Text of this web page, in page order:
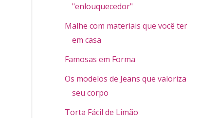
"enlouquecedor"
Malhe com materiais que você tem
em casa
Famosas em Forma
Os modelos de Jeans que valorizam
seu corpo
Torta Fácil de Limão